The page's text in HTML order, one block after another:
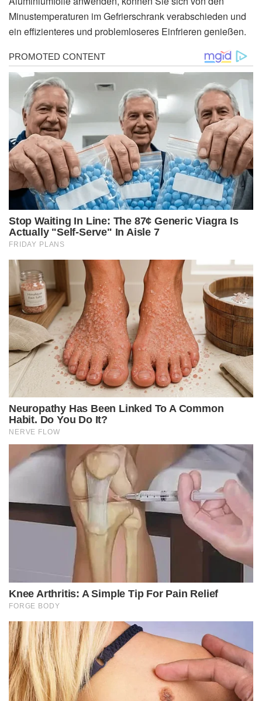
Minustemperaturen im Gefrierschrank verabschieden und
ein effizienteres und problemloseres Einfrieren genießen.